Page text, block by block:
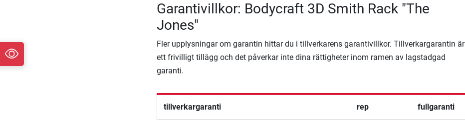
Garantivillkor: Bodycraft 3D Smith Rack "The
Jones"
Fler upplysningar om garantin hittar du i tillverkarens garantivillkor. Tillverkargarantin är
ett frivilligt tillägg och det påverkar inte dina rättigheter inom ramen av lagstadgad
garanti.
tillverkargaranti rep fullgaranti